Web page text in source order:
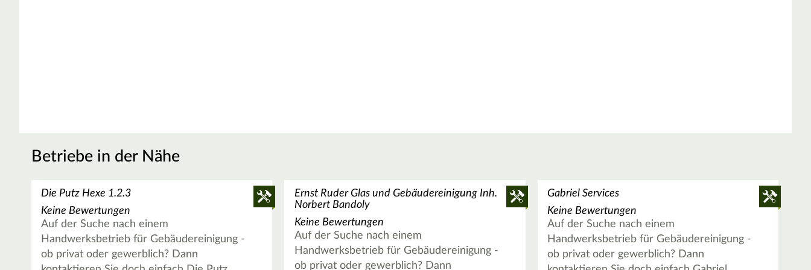
Betriebe in der Nähe
Die Putz Hexe 1.2.3
Keine Bewertungen
Auf der Suche nach einem
Handwerksbetrieb für Gebäudereinigung -
ob privat oder gewerblich? Dann
Ernst Ruder Glas und Gebäudereinigung Inh.
Norbert Bandoly
Keine Bewertungen
Auf der Suche nach einem
Handwerksbetrieb für Gebäudereinigung -
ob privat oder gewerblich? Dann
Gabriel Services
Keine Bewertungen
Auf der Suche nach einem
Handwerksbetrieb für Gebäudereinigung -
ob privat oder gewerblich? Dann